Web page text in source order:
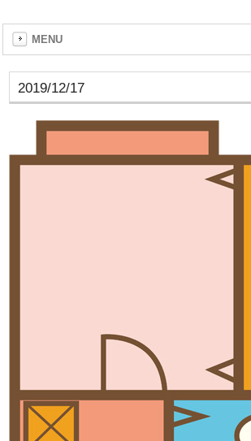
MENU
2019/12/17